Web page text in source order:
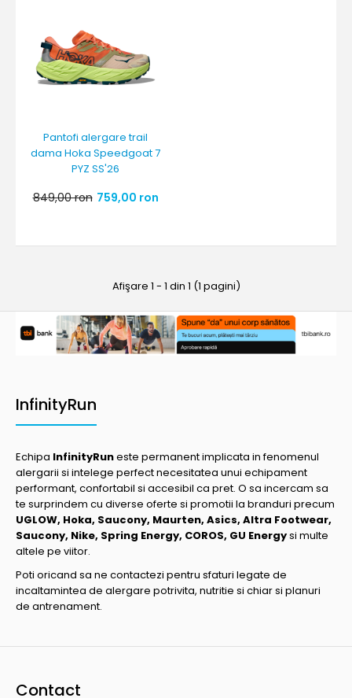
Pantofi alergare trail
dama Hoka Speedgoat 7
PYZ SS'26
849,00 ron 759,00 ron
Afişare 1 - 1 din 1 (1 pagini)
InfinityRun
Echipa InfinityRuneste permanent implicata in fenomenul
alergarii si intelege perfect necesitatea unui echipament
performant, confortabil si accesibil ca pret. O sa incercam sa
te surprindem cu diverse oferte si promotii la branduri precum
UGLOW, Hoka, Saucony, Maurten, Asics, Altra Footwear,
Saucony, Nike, Spring Energy, COROS, GU Energysi multe
altele pe viitor.
Poti oricand sa ne contactezi pentru sfaturi legate de
incaltamintea de alergare potrivita, nutritie si chiar si planuri
de antrenament.
Contact